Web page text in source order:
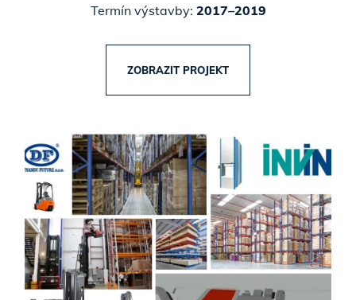
Termín výstavby: 2017–2019
ZOBRAZIT PROJEKT